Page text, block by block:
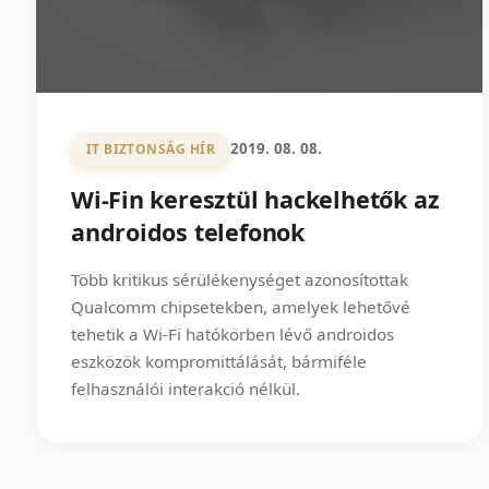
IT BIZTONSÁG HÍR 2019. 08. 08.
Wi-Fin keresztül hackelhetők az
androidos telefonok
Több kritikus sérülékenységet azonosítottak
Qualcomm chipsetekben, amelyek lehetővé
tehetik a Wi-Fi hatókörben lévő androidos
eszközök kompromittálását, bármiféle
felhasználói interakció nélkül.